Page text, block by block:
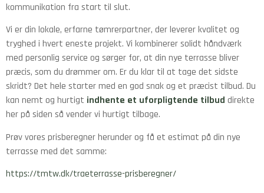
kommunikation fra start til slut.
Vi er din lokale, erfarne tømrerpartner, der leverer kvalitet og
tryghed i hvert eneste projekt. Vi kombinerer solidt håndværk
med personlig service og sørger for, at din nye terrasse bliver
præcis, som du drømmer om. Er du klar til at tage det sidste
skridt? Det hele starter med en god snak og et præcist tilbud. Du
kan nemt og hurtigt indhente et uforpligtende tilbud direkte
her på siden så vender vi hurtigt tilbage.
Prøv vores prisberegner herunder og få et estimat på din nye
terrasse med det samme:
https://tmtw.dk/traeterrasse-prisberegner/